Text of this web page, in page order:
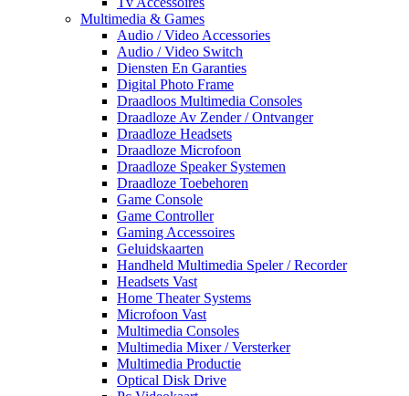
Multimedia & Games
Audio / Video Accessories
Audio / Video Switch
Diensten En Garanties
Digital Photo Frame
Draadloos Multimedia Consoles
Draadloze Av Zender / Ontvanger
Draadloze Headsets
Draadloze Microfoon
Draadloze Speaker Systemen
Draadloze Toebehoren
Game Console
Game Controller
Gaming Accessoires
Geluidskaarten
Handheld Multimedia Speler / Recorder
Headsets Vast
Home Theater Systems
Microfoon Vast
Multimedia Consoles
Multimedia Mixer / Versterker
Multimedia Productie
Optical Disk Drive